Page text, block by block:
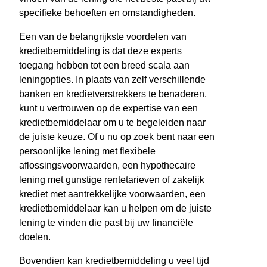
specifieke behoeften en omstandigheden.
Een van de belangrijkste voordelen van
kredietbemiddeling is dat deze experts
toegang hebben tot een breed scala aan
leningopties. In plaats van zelf verschillende
banken en kredietverstrekkers te benaderen,
kunt u vertrouwen op de expertise van een
kredietbemiddelaar om u te begeleiden naar
de juiste keuze. Of u nu op zoek bent naar een
persoonlijke lening met flexibele
aflossingsvoorwaarden, een hypothecaire
lening met gunstige rentetarieven of zakelijk
krediet met aantrekkelijke voorwaarden, een
kredietbemiddelaar kan u helpen om de juiste
lening te vinden die past bij uw financiële
doelen.
Bovendien kan kredietbemiddeling u veel tijd